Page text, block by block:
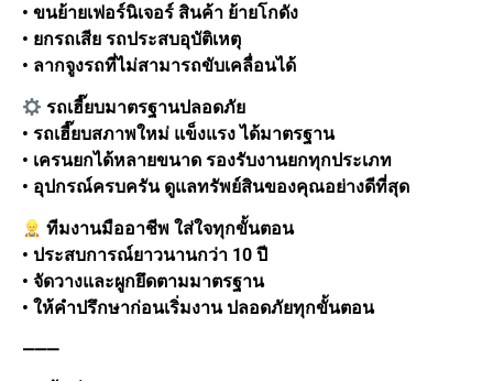
• ขนย้ายเฟอร์นิเจอร์ สินค้า ย้ายโกดัง
• ยกรถเสีย รถประสบอุบัติเหตุ
• ลากจูงรถที่ไม่สามารถขับเคลื่อนได้
รถเฮี๊ยบมาตรฐานปลอดภัย
• รถเฮี๊ยบสภาพใหม่ แข็งแรง ได้มาตรฐาน
• เครนยกได้หลายขนาด รองรับงานยกทุกประเภท
• อุปกรณ์ครบครัน ดูแลทรัพย์สินของคุณอย่างดีที่สุด
ทีมงานมืออาชีพ ใส่ใจทุกขั้นตอน
• ประสบการณ์ยาวนานกว่า 10 ปี
• จัดวางและผูกยึดตามมาตรฐาน
• ให้คำปรึกษาก่อนเริ่มงาน ปลอดภัยทุกขั้นตอน
⸻